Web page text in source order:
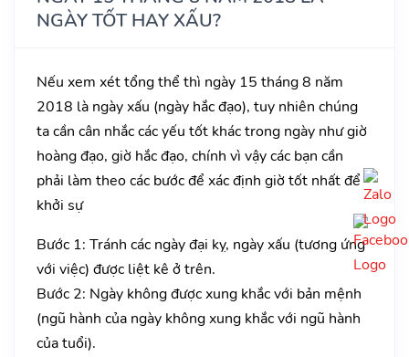
NGÀY TỐT HAY XẤU?
Nếu xem xét tổng thể thì ngày 15 tháng 8 năm
2018 là ngày xấu (ngày hắc đạo), tuy nhiên chúng
ta cần cân nhắc các yếu tốt khác trong ngày như giờ
hoàng đạo, giờ hắc đạo, chính vì vậy các bạn cần
phải làm theo các bước để xác định giờ tốt nhất để
khởi sự
Bước 1: Tránh các ngày đại kỵ, ngày xấu (tương ứng
với việc) được liệt kê ở trên.
Bước 2: Ngày không được xung khắc với bản mệnh
(ngũ hành của ngày không xung khắc với ngũ hành
của tuổi).